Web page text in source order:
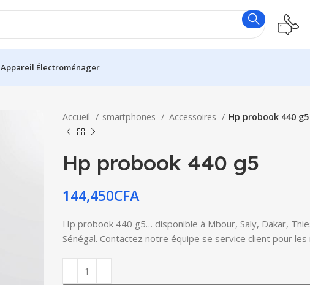
Appareil Électroménager
Accueil smartphones Accessoires Hp probook 440 g5
Hp probook 440 g5
144,450CFA
Hp probook 440 g5… disponible à Mbour, Saly, Dakar,
Sénégal. Contactez notre équipe se service client pour